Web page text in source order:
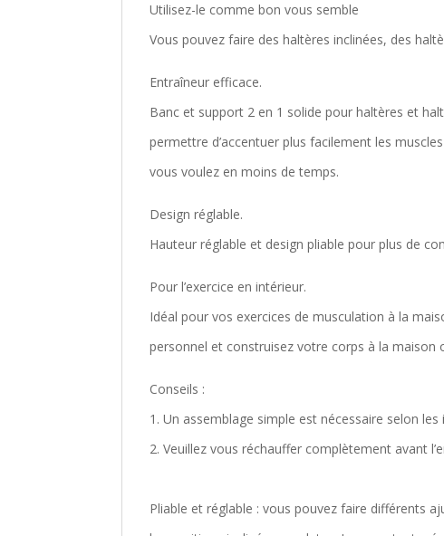
Utilisez-le comme bon vous semble
Vous pouvez faire des haltères inclinées, des
Entraîneur efficace.
Banc et support 2 en 1 solide pour haltères et
permettre d’accentuer plus facilement les
vous voulez en moins de temps.
Design réglable.
Hauteur réglable et design pliable pour plus de
Pour l’exercice en intérieur.
Idéal pour vos exercices de musculation à la
personnel et construisez votre corps à la maison
Conseils :
1. Un assemblage simple est nécessaire selon
2. Veuillez vous réchauffer complètement avant
Pliable et réglable : vous pouvez faire différents